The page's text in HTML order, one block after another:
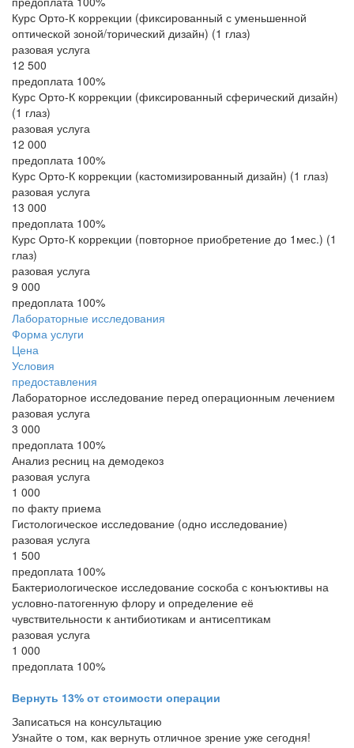
Курс Орто-К коррекции (фиксированный с уменьшенной
оптической зоной/торический дизайн) (1 глаз)
разовая услуга
12 500
предоплата 100%
Курс Орто-К коррекции (фиксированный сферический дизайн)
(1 глаз)
разовая услуга
12 000
предоплата 100%
Курс Орто-К коррекции (кастомизированный дизайн) (1 глаз)
разовая услуга
13 000
предоплата 100%
Курс Орто-К коррекции (повторное приобретение до 1мес.) (1
глаз)
разовая услуга
9 000
предоплата 100%
Лабораторные исследования
Форма услуги
Цена
Условия
предоставления
Лабораторное исследование перед операционным лечением
разовая услуга
3 000
предоплата 100%
Анализ ресниц на демодекоз
разовая услуга
1 000
по факту приема
Гистологическое исследование (одно исследование)
разовая услуга
1 500
предоплата 100%
Бактериологическое исследование соскоба с конъюктивы на
условно-патогенную флору и определение её
чувствительности к антибиотикам и антисептикам
разовая услуга
1 000
предоплата 100%
Вернуть 13% от стоимости операции
Записаться на консультацию
Узнайте о том, как вернуть отличное зрение уже сегодня!